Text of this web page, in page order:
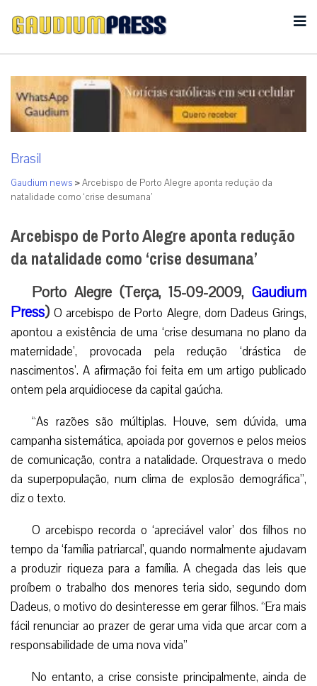
Brasil
Gaudium news >Arcebispo de Porto Alegre aponta redução da
natalidade como ‘crise desumana’
Arcebispo de Porto Alegre aponta redução
da natalidade como ‘crise desumana’
Porto Alegre (Terça, 15-09-2009, Gaudium
Press) O arcebispo de Porto Alegre, dom Dadeus Grings,
apontou a existência de uma ‘crise desumana no plano da
maternidade’, provocada pela redução ‘drástica de
nascimentos’. A afirmação foi feita em um artigo publicado
ontem pela arquidiocese da capital gaúcha.
“As razões são múltiplas. Houve, sem dúvida, uma
campanha sistemática, apoiada por governos e pelos meios
de comunicação, contra a natalidade. Orquestrava o medo
da superpopulação, num clima de explosão demográfica”,
diz o texto.
O arcebispo recorda o ‘apreciável valor’ dos filhos no
tempo da ‘família patriarcal’, quando normalmente ajudavam
a produzir riqueza para a família. A chegada das leis que
proíbem o trabalho dos menores teria sido, segundo dom
Dadeus, o motivo do desinteresse em gerar filhos. “Era mais
fácil renunciar ao prazer de gerar uma vida que arcar com a
responsabilidade de uma nova vida”
No entanto, a crise consiste principalmente, ainda de